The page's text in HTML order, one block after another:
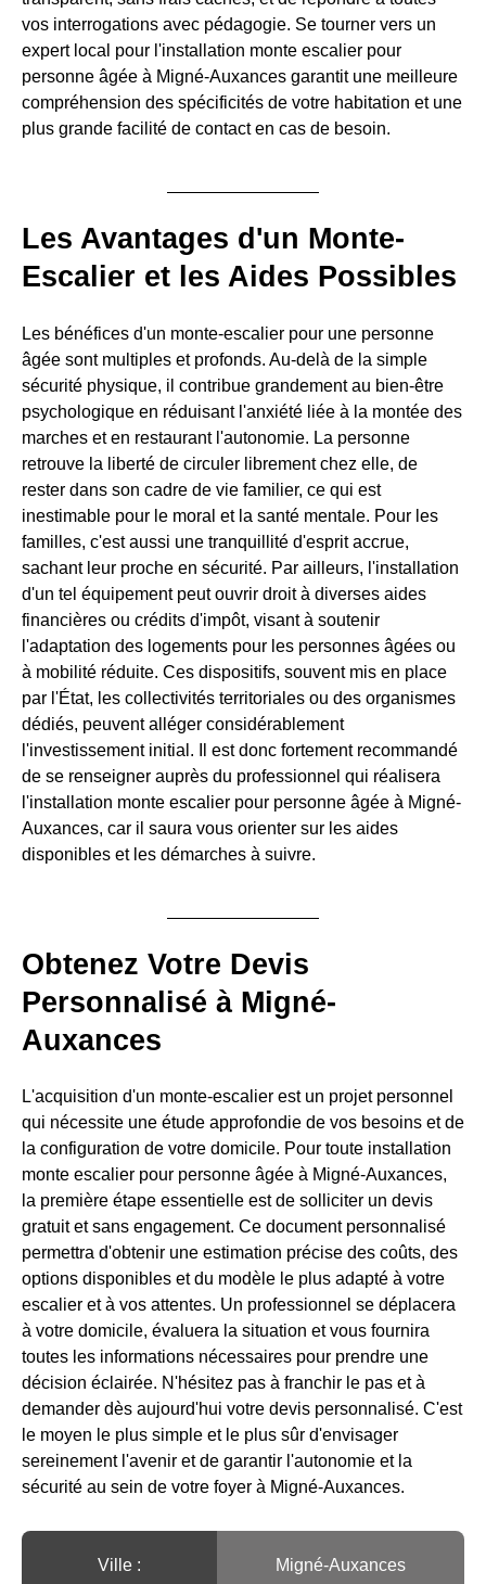
vos interrogations avec pédagogie. Se tourner vers un
expert local pour l'installation monte escalier pour
personne âgée à Migné-Auxances garantit une meilleure
compréhension des spécificités de votre habitation et une
plus grande facilité de contact en cas de besoin.
Les Avantages d'un Monte-
Escalier et les Aides Possibles
Les bénéfices d'un monte-escalier pour une personne
âgée sont multiples et profonds. Au-delà de la simple
sécurité physique, il contribue grandement au bien-être
psychologique en réduisant l'anxiété liée à la montée des
marches et en restaurant l'autonomie. La personne
retrouve la liberté de circuler librement chez elle, de
rester dans son cadre de vie familier, ce qui est
inestimable pour le moral et la santé mentale. Pour les
familles, c'est aussi une tranquillité d'esprit accrue,
sachant leur proche en sécurité. Par ailleurs, l'installation
d'un tel équipement peut ouvrir droit à diverses aides
financières ou crédits d'impôt, visant à soutenir
l'adaptation des logements pour les personnes âgées ou
à mobilité réduite. Ces dispositifs, souvent mis en place
par l'État, les collectivités territoriales ou des organismes
dédiés, peuvent alléger considérablement
l'investissement initial. Il est donc fortement recommandé
de se renseigner auprès du professionnel qui réalisera
l'installation monte escalier pour personne âgée à Migné-
Auxances, car il saura vous orienter sur les aides
disponibles et les démarches à suivre.
Obtenez Votre Devis
Personnalisé à Migné-
Auxances
L'acquisition d'un monte-escalier est un projet personnel
qui nécessite une étude approfondie de vos besoins et de
la configuration de votre domicile. Pour toute installation
monte escalier pour personne âgée à Migné-Auxances,
la première étape essentielle est de solliciter un devis
gratuit et sans engagement. Ce document personnalisé
permettra d'obtenir une estimation précise des coûts, des
options disponibles et du modèle le plus adapté à votre
escalier et à vos attentes. Un professionnel se déplacera
à votre domicile, évaluera la situation et vous fournira
toutes les informations nécessaires pour prendre une
décision éclairée. N'hésitez pas à franchir le pas et à
demander dès aujourd'hui votre devis personnalisé. C'est
le moyen le plus simple et le plus sûr d'envisager
sereinement l'avenir et de garantir l'autonomie et la
sécurité au sein de votre foyer à Migné-Auxances.
Ville :️ Migné-Auxances